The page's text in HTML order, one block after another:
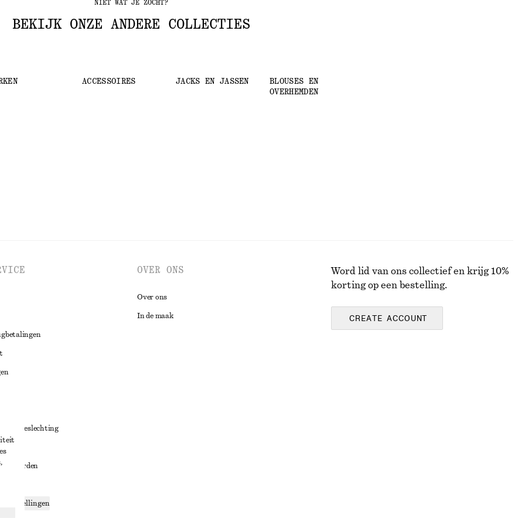
NIET WAT JE ZOCHT?
BEKIJK ONZE ANDERE COLLECTIES
ACCESSOIRES JACKS EN JASSEN
BLOUSES EN
OVERHEMDEN
instellingen
OVER ONS
Over ons
In de maak
Word lid van ons collectief en krijg 10%
korting op een bestelling.
CREATE ACCOUNT